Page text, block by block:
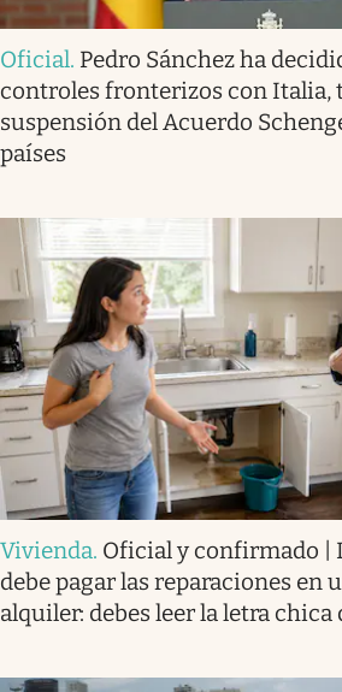
Oficial. Pedro Sánchez ha
controles fronterizos con Italia,
suspensión del Acuerdo
países
Vivienda. Oficial y confirmado |
debe pagar las reparaciones en
alquiler: debes leer la letra